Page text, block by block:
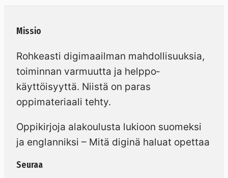
Missio
Rohkeasti digimaailman mahdollisuuksia,
toiminnan varmuutta ja helppo­
käyttöisyyttä. Niistä on paras
oppimateriaali tehty.
Oppikirjoja alakoulusta lukioon suomeksi
ja englanniksi – Mitä diginä haluat opettaa
Seuraa